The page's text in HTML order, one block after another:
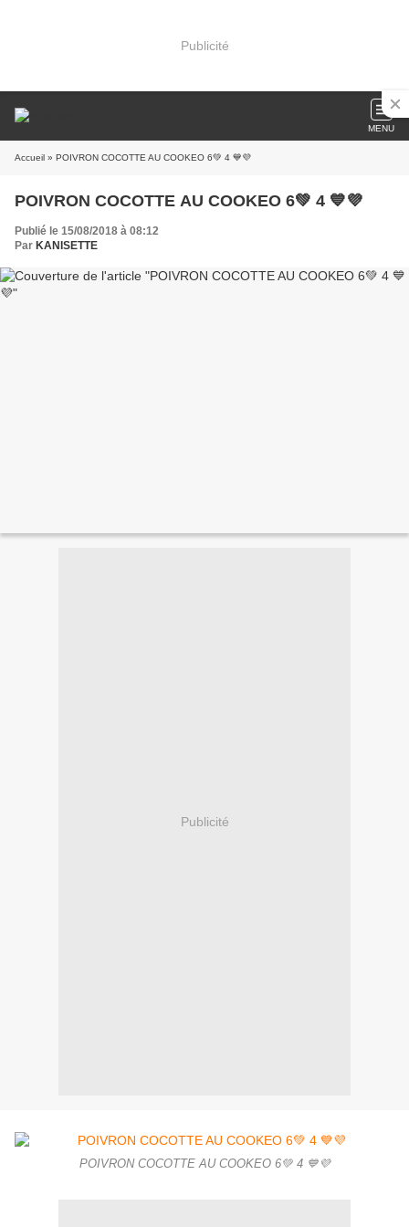
Publicité
MENU
Accueil » POIVRON COCOTTE AU COOKEO 6💚 4 💙💜
POIVRON COCOTTE AU COOKEO 6💚 4 💙💜
Publié le 15/08/2018 à 08:12
Par KANISETTE
Publicité
POIVRON COCOTTE AU COOKEO 6💚 4 💙💜